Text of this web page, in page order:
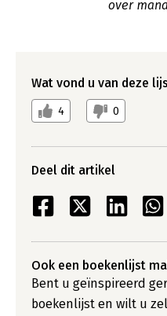
over
Wat vond u van deze
4 0
Deel dit artikel
Ook een boekenlijst
Bent u geïnspireerd
boekenlijst en wilt u